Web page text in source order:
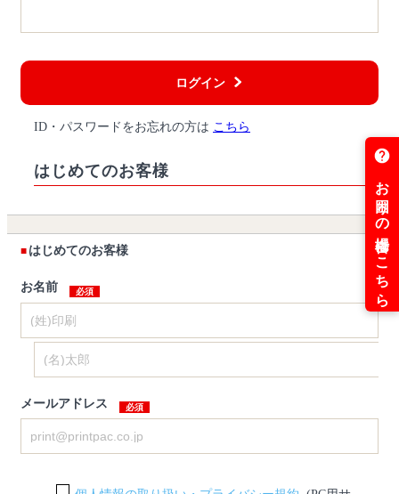
ログイン
ID・パスワードをお忘れの方は こちら
はじめてのお客様
はじめてのお客様
お名前
メールアドレス